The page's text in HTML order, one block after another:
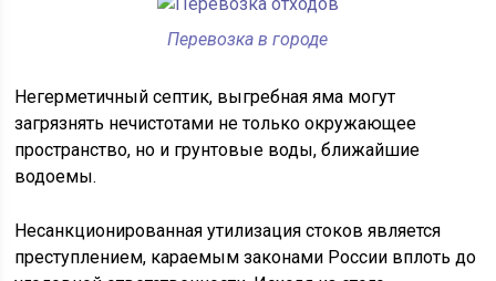
Перевозка в городе
Негерметичный септик, выгребная яма могут
загрязнять нечистотами не только окружающее
пространство, но и грунтовые воды, ближайшие
водоемы.
Несанкционированная утилизация стоков является
преступлением, караемым законами России вплоть до